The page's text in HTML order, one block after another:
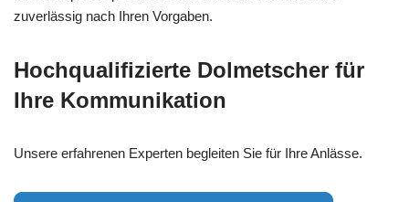
zuverlässig nach Ihren Vorgaben.
Hochqualifizierte Dolmetscher für
Ihre Kommunikation
Unsere erfahrenen Experten begleiten Sie für Ihre Anlässe.